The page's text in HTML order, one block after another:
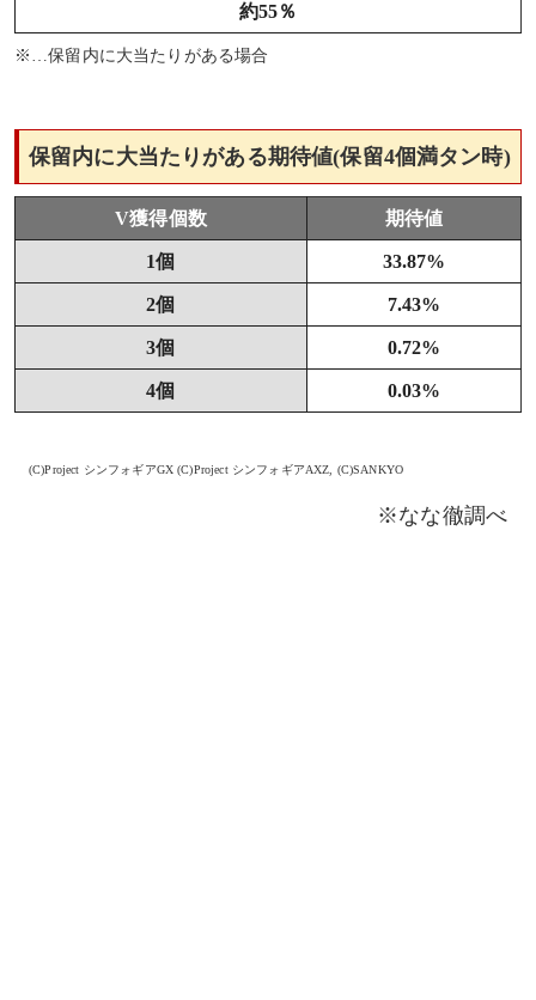
約55％
※…保留内に大当たりがある場合
保留内に大当たりがある期待値(保留4個満タン時)
V獲得個数 期待値
1個 33.87%
2個 7.43%
3個 0.72%
4個 0.03%
(C)Project シンフォギアGX (C)Project シンフォギアAXZ, (C)SANKYO
※なな徹調べ